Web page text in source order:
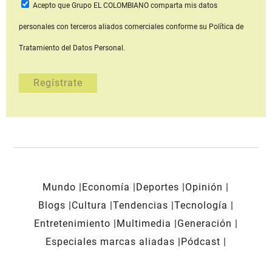
Acepto que Grupo EL COLOMBIANOcomparta mis datos
personales con terceros aliados comerciales conforme su Política de
Tratamiento del Datos Personal.
Mundo Economía Deportes
Opinión
Blogs
Cultura Tendencias Tecnología
Entretenimiento
Multimedia
Generación
Especiales marcas aliadas
Pódcast